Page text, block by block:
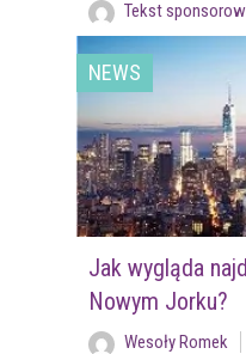
Tekst
NEWS
Jak wygląda
Nowym Jorku?
Wesoły Romek